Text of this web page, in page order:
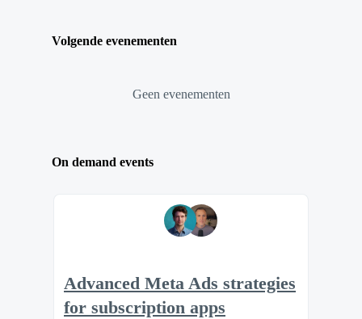
Volgende evenementen
Geen evenementen
On demand events
Advanced Meta Ads strategies
for subscription apps